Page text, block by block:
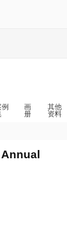
例
画
册
其他
资料